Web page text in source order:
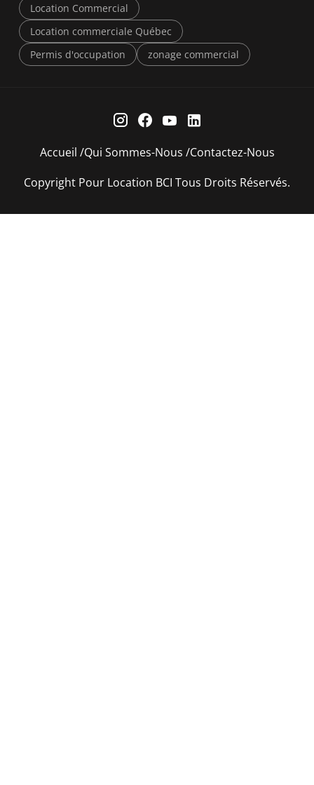
Location Commercial
Location commerciale Québec
Permis d'occupation
zonage commercial
Accueil Qui Sommes-Nous Contactez-Nous
Copyright Pour Location BCI Tous Droits Réservés.